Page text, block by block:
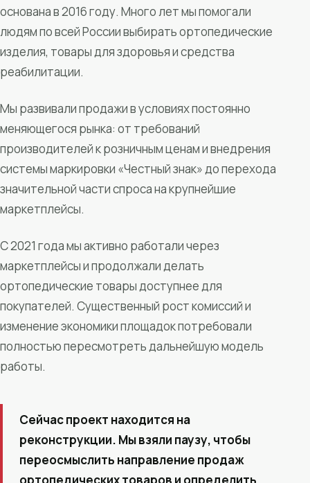
основана в 2016 году. Много лет мы помогали
людям по всей России выбирать ортопедические
изделия, товары для здоровья и средства
реабилитации.
Мы развивали продажи в условиях постоянно
меняющегося рынка: от требований
производителей к розничным ценам и внедрения
системы маркировки «Честный знак» до перехода
значительной части спроса на крупнейшие
маркетплейсы.
С 2021 года мы активно работали через
маркетплейсы и продолжали делать
ортопедические товары доступнее для
покупателей. Существенный рост комиссий и
изменение экономики площадок потребовали
полностью пересмотреть дальнейшую модель
работы.
Сейчас проект находится на
реконструкции. Мы взяли паузу, чтобы
переосмыслить направление продаж